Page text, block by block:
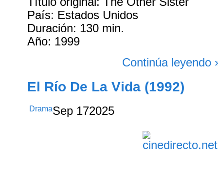
País: Estados Unidos
Duración: 130 min.
Año: 1999
Continúa leyendo
El Río De La Vida (1992)
DramaSep 172025